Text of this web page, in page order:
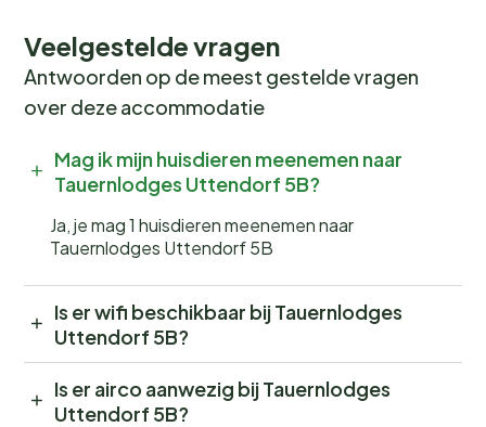
Veelgestelde vragen
Antwoorden op de meest gestelde vragen
over deze accommodatie
Mag ik mijn huisdieren meenemen naar
Tauernlodges Uttendorf 5B?
Ja, je mag 1 huisdieren meenemen naar
Tauernlodges Uttendorf 5B
Is er wifi beschikbaar bij Tauernlodges
Uttendorf 5B?
Is er airco aanwezig bij Tauernlodges
Uttendorf 5B?